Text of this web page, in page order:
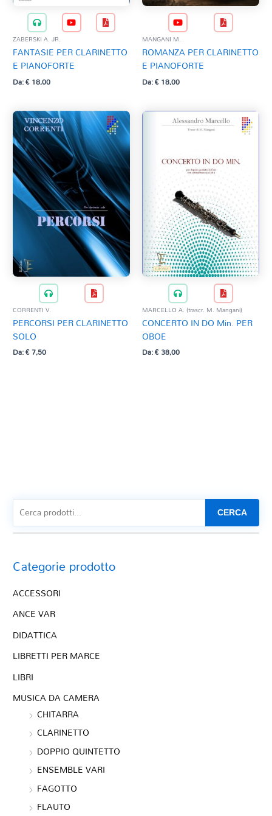
ZABERSKI A. JR.
FANTASIE PER CLARINETTO
E PIANOFORTE
Da:€18,00
MANGANI M.
ROMANZA PER CLARINETTO
E PIANOFORTE
Da:€18,00
CORRENTI V.
PERCORSI PER CLARINETTO
SOLO
Da:€7,50
MARCELLO A. (trascr. M. Mangani)
CONCERTO IN DO Min. PER
OBOE
Da:€38,00
CERCA
Categorie prodotto
ACCESSORI
ANCE VAR
DIDATTICA
LIBRETTI PER MARCE
LIBRI
MUSICA DA CAMERA
CHITARRA
CLARINETTO
DOPPIO QUINTETTO
ENSEMBLE VARI
FAGOTTO
FLAUTO